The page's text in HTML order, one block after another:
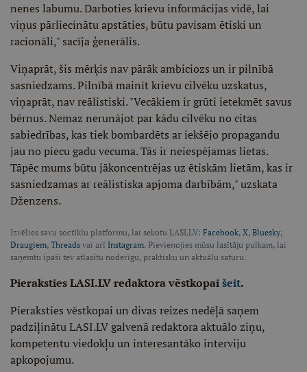
nenes labumu. Darboties krievu informācijas vidē, lai
viņus pārliecinātu apstāties, būtu pavisam ētiski un
racionāli," sacīja ģenerālis.
Viņaprāt, šis mērķis nav pārāk ambiciozs un ir pilnībā
sasniedzams. Pilnībā mainīt krievu cilvēku uzskatus,
viņaprāt, nav reālistiski. "Vecākiem ir grūti ietekmēt savus
bērnus. Nemaz nerunājot par kādu cilvēku no citas
sabiedrības, kas tiek bombardēts ar iekšējo propagandu
jau no piecu gadu vecuma. Tās ir neiespējamas lietas.
Tāpēc mums būtu jākoncentrējas uz ētiskām lietām, kas ir
sasniedzamas ar reālistiska apjoma darbībām," uzskata
Dženzens.
Izvēlies savu soctīklu platformu, lai sekotu LASI.LV: Facebook, X, Bluesky,
Draugiem, Threads vai arī Instagram. Pievienojies mūsu lasītāju pulkam, lai
saņemtu īpaši tev atlasītu noderīgu, praktisku un aktuālu saturu.
Pieraksties LASI.LV redaktora vēstkopaišeit.
Pieraksties vēstkopai un divas reizes nedēļā saņem
padziļinātu LASI.LV galvenā redaktora aktuālo ziņu,
kompetentu viedokļu un interesantāko interviju
apkopojumu.